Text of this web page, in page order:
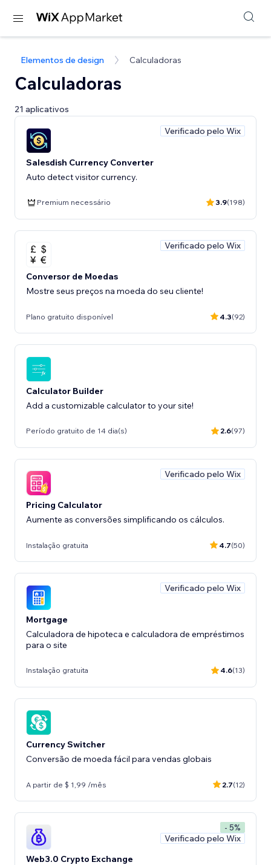
Elementos de design Calculadoras
Calculadoras
21 aplicativos
Verificado pelo Wix
Salesdish Currency Converter
Auto detect visitor currency.
Premium necessário 3.9(198)
Verificado pelo Wix
Conversor de Moedas
Mostre seus preços na moeda do seu cliente!
Plano gratuito disponível 4.3(92)
Calculator Builder
Add a customizable calculator to your site!
Período gratuito de 14 dia(s) 2.6(97)
Verificado pelo Wix
Pricing Calculator
Aumente as conversões simplificando os cálculos.
Instalação gratuita 4.7(50)
Verificado pelo Wix
Mortgage
Calculadora de hipoteca e calculadora de empréstimos
para o site
Instalação gratuita 4.6(13)
Currency Switcher
Conversão de moeda fácil para vendas globais
A partir de $ 1,99 /mês 2.7(12)
- 5%
Verificado pelo Wix
Web3.0 Crypto Exchange